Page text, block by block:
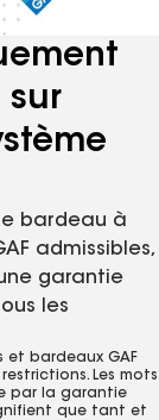
les bardeaux
La
exige
GAF
de toiture
Visitez
Pour les
du système de
et les accessoires
GAF admissibles.
le sceau
référence aux
que le produit ne
aux UV. Cela
sur
bardeau à
admissibles,
garantie
les
et bardeaux GAF
Les mots
par la garantie
que tant et